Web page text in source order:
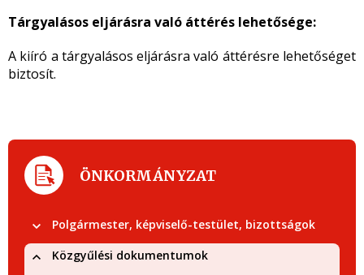
Tárgyalásos eljárásra való áttérés lehetősége:
A kiíró a tárgyalásos eljárásra való áttérésre lehetőséget
biztosít.
ÖNKORMÁNYZAT
Polgármester, képviselő-testület, bizottságok
Közgyűlési dokumentumok